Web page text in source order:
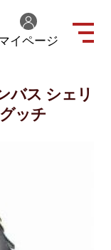
イページ
バス シェリ
ッチ